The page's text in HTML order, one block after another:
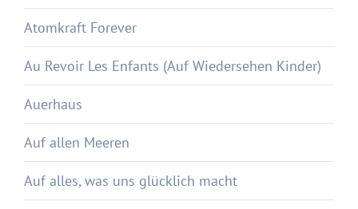
Atomkraft Forever
Au Revoir Les Enfants (Auf Wiedersehen Kinder)
Auerhaus
Auf allen Meeren
Auf alles, was uns glücklich macht